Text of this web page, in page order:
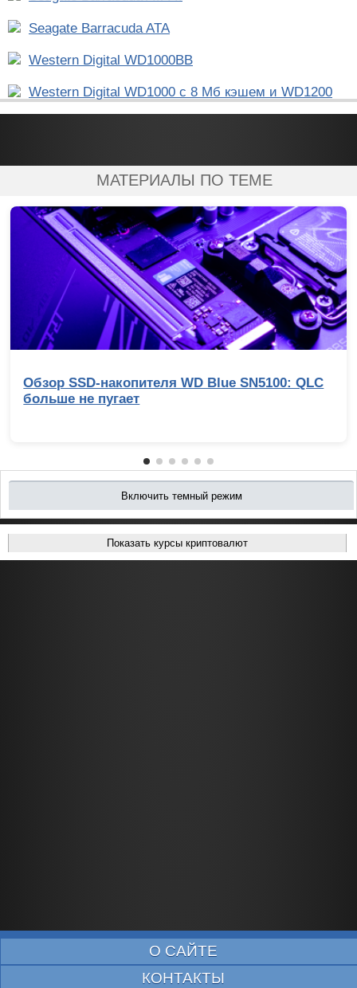
Seagate Barracuda ATA
Western Digital WD1000BB
Western Digital WD1000 с 8 Мб кэшем и WD1200
МАТЕРИАЛЫ ПО ТЕМЕ
Обзор SSD-накопителя WD Blue SN5100: QLC
больше не пугает
Включить темный режим
Показать курсы криптовалют
О САЙТЕ
КОНТАКТЫ